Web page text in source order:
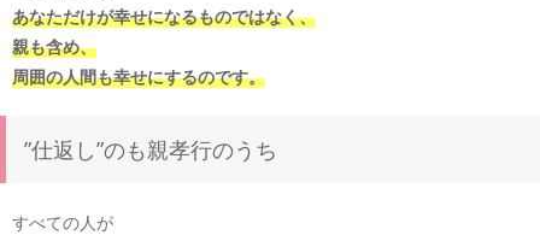
あなただけが幸せになるものではなく、
親も含め、
周囲の人間も幸せにするのです。
”仕返し”のも親孝行のうち
すべての人が